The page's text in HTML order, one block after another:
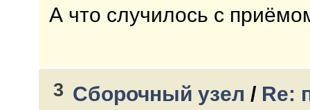
А что случилось с
3 Сборочный узел / Re: